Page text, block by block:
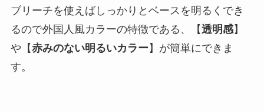
ブリーチを使えばしっかりとベースを明るくでき
るので外国人風カラーの特徴である、【透明感】
や【赤みのない明るいカラー 】が簡単にできま
す。